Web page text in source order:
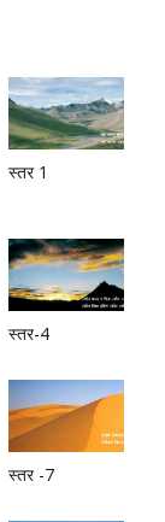
स्तर 1
स्तर-4
स्तर -7